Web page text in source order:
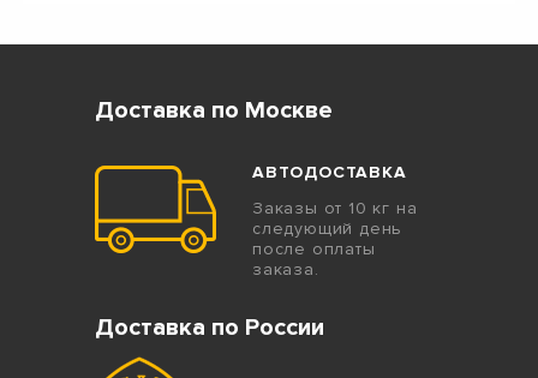
Доставка по Москве
АВТОДОСТАВКА
Заказы от 10 кг на
следующий день
после оплаты
заказа.
Доставка по России